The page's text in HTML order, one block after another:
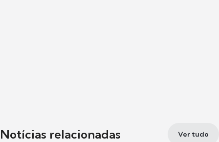
Notícias relacionadas Ver tudo